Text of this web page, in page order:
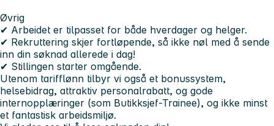
Øvrig
✔ Arbeidet er tilpasset for både hverdager og helger.
✔ Rekruttering skjer fortløpende, så ikke nøl med å sende
inn din søknad allerede i dag!
✔ Stillingen starter omgående.
Utenom tarifflønn tilbyr vi også et bonussystem,
helsebidrag, attraktiv personalrabatt, og gode
internopplæringer (som Butikksjef-Trainee), og ikke minst
et fantastisk arbeidsmiljø.